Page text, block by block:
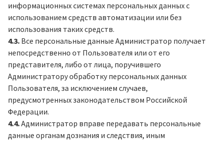
информационных системах персональных данных с
использованием средств автоматизации или без
использования таких средств.
4.3. Все персональные данные Администратор получает
непосредственно от Пользователя или от его
представителя, либо от лица, поручившего
Администратору обработку персональных данных
Пользователя, за исключением случаев,
предусмотренных законодательством Российской
Федерации.
4.4.Администратор вправе передавать персональные
данные органам дознания и следствия, иным